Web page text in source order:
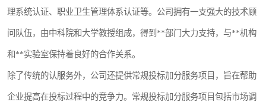
理系统认证、职业卫生管理体系认证等。公司拥有一支强大的技术顾
问队伍，由中科院和大学教授组成，得到**部门大力支持，与**机构
和**实验室保持着良好的合作关系。
除了传统的认服务外，公司还提供常规投标加分服务项目，旨在帮助
企业提高在投标过程中的竞争力。常规投标加分服务项目包括市场调